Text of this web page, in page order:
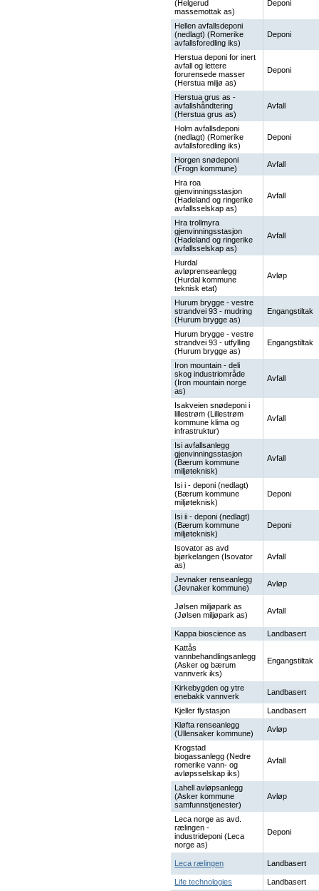
(Helgerud
massemottak as)
Deponi
Hellen avfallsdeponi
(nedlagt) (Romerike
avfallsforedling iks)
Deponi
Herstua deponi for inert
avfall og lettere
forurensede masser
(Herstua miljø as)
Deponi
Herstua grus as -
avfallshåndtering
(Herstua grus as)
Avfall
Holm avfallsdeponi
(nedlagt) (Romerike
avfallsforedling iks)
Deponi
Horgen snødeponi
(Frogn kommune)
Avfall
Hra roa
gjenvinningsstasjon
(Hadeland og ringerike
avfallsselskap as)
Avfall
Hra trollmyra
gjenvinningsstasjon
(Hadeland og ringerike
avfallsselskap as)
Avfall
Hurdal
avløprenseanlegg
(Hurdal kommune
teknisk etat)
Avløp
Hurum brygge - vestre
strandvei 93 - mudring
(Hurum brygge as)
Engangstiltak
Hurum brygge - vestre
strandvei 93 - utfylling
(Hurum brygge as)
Engangstiltak
Iron mountain - deli
skog industriområde
(Iron mountain norge
as)
Avfall
Isakveien snødeponi i
lillestrøm (Lillestrøm
kommune klima og
infrastruktur)
Avfall
Isi avfallsanlegg
gjenvinningsstasjon
(Bærum kommune
miljøteknisk)
Avfall
Isi i - deponi (nedlagt)
(Bærum kommune
miljøteknisk)
Deponi
Isi ii - deponi (nedlagt)
(Bærum kommune
miljøteknisk)
Deponi
Isovator as avd
bjørkelangen (Isovator
as)
Avfall
Jevnaker renseanlegg
(Jevnaker kommune)
Avløp
Jølsen miljøpark as
(Jølsen miljøpark as)
Avfall
Kappa bioscience as
Landbasert
Kattås
vannbehandlingsanlegg
(Asker og bærum
vannverk iks)
Engangstiltak
Kirkebygden og ytre
enebakk vannverk
Landbasert
Kjeller flystasjon
Landbasert
Kløfta renseanlegg
(Ullensaker kommune)
Avløp
Krogstad
biogassanlegg (Nedre
romerike vann- og
avløpsselskap iks)
Avfall
Lahell avløpsanlegg
(Asker kommune
samfunnstjenester)
Avløp
Leca norge as avd.
rælingen -
industrideponi (Leca
norge as)
Deponi
Leca rælingen Landbasert
Life technologies
Landbasert